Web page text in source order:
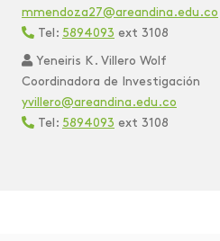
mmendoza27@areandina.edu.co
Tel: 5894093 ext 3108
Yeneiris K. Villero Wolf
Coordinadora de Investigación
yvillero@areandina.edu.co
Tel: 5894093 ext 3108